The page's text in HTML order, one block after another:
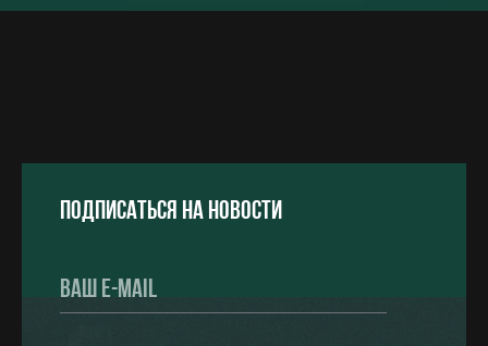
Подписаться на новости